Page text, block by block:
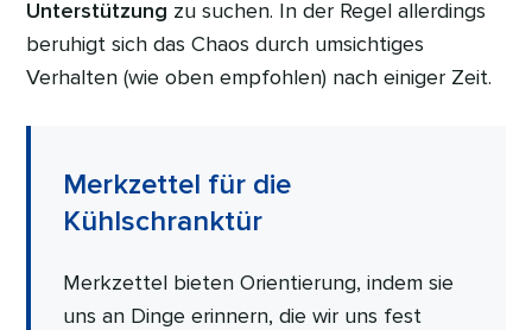
Unterstützung zu suchen. In der Regel allerdings
beruhigt sich das Chaos durch umsichtiges
Verhalten (wie oben empfohlen) nach einiger Zeit.
Merkzettel für die
Kühlschranktür
Merkzettel bieten Orientierung, indem sie
uns an Dinge erinnern, die wir uns fest